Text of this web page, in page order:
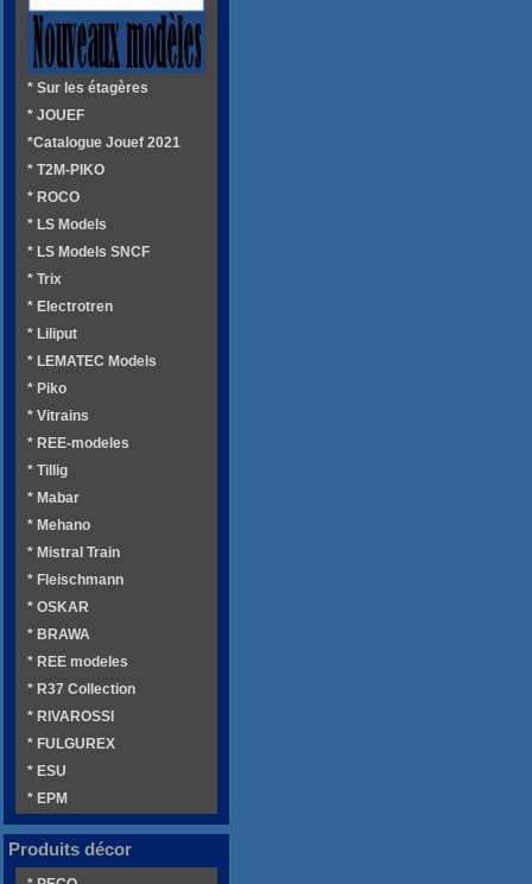
* Sur les étagères
* JOUEF
*Catalogue Jouef 2021
* T2M-PIKO
* ROCO
* LS Models
* LS Models SNCF
* Trix
* Electrotren
* Liliput
* LEMATEC Models
* Piko
* Vitrains
* REE-modeles
* Tillig
* Mabar
* Mehano
* Mistral Train
* Fleischmann
* OSKAR
* BRAWA
* REE modeles
* R37 Collection
* RIVAROSSI
* FULGUREX
* ESU
* EPM
Produits décor